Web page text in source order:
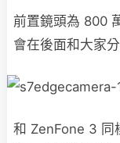
前置鏡頭為 800
會在後面和大家分
和 ZenFone 3 同